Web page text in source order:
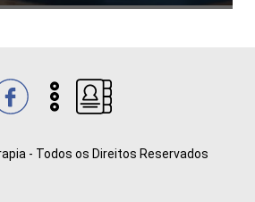
- Todos os Direitos Reservados